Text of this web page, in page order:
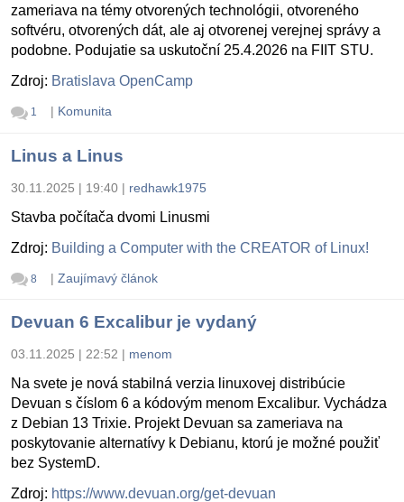
zameriava na témy otvorených technológii, otvoreného
softvéru, otvorených dát, ale aj otvorenej verejnej správy a
podobne. Podujatie sa uskutoční 25.4.2026 na FIIT STU.
Zdroj: Bratislava OpenCamp
1 | Komunita
Linus a Linus
30.11.2025 | 19:40 | redhawk1975
Stavba počítača dvomi Linusmi
Zdroj: Building a Computer with the CREATOR of Linux!
8 | Zaujímavý článok
Devuan 6 Excalibur je vydaný
03.11.2025 | 22:52 | menom
Na svete je nová stabilná verzia linuxovej distribúcie
Devuan s číslom 6 a kódovým menom Excalibur. Vychádza
z Debian 13 Trixie. Projekt Devuan sa zameriava na
poskytovanie alternatívy k Debianu, ktorú je možné použiť
bez SystemD.
Zdroj: https://www.devuan.org/get-devuan